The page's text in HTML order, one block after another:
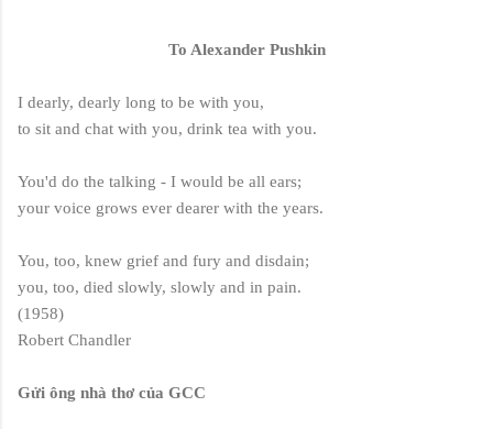
To Alexander Pushkin
I dearly, dearly long to be with you,
to sit and chat with you, drink tea with you.
You'd do the talking - I would be all ears;
your voice grows ever dearer with the years.
You, too, knew grief and fury and disdain;
you, too, died slowly, slowly and in pain.
(1958)
Robert Chandler
Gửi ông nhà thơ của GCC